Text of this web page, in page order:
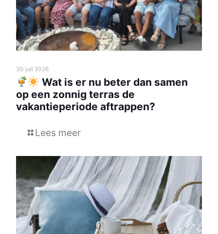
30 juli 2026
Wat is er nu beter dan samen
op een zonnig terras de
vakantieperiode aftrappen?
Lees meer